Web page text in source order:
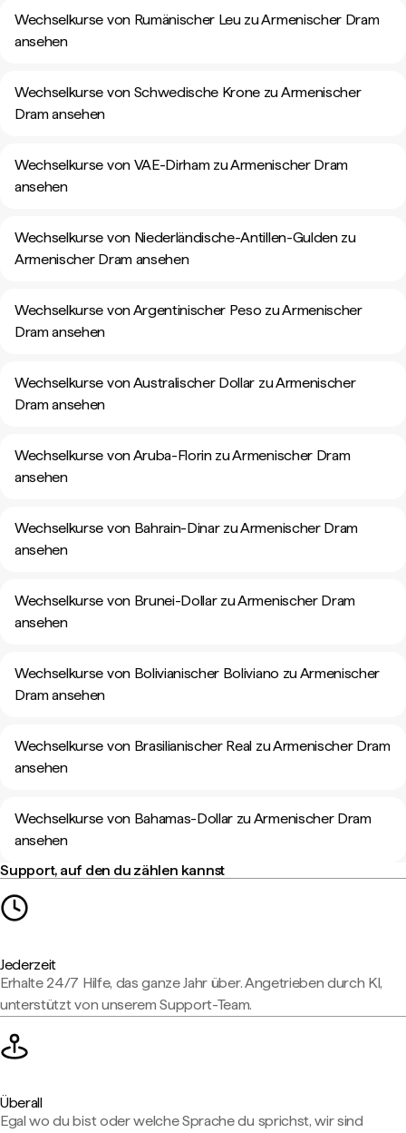
Wechselkurse von Rumänischer Leu zu Armenischer Dram
ansehen
Wechselkurse von Schwedische Krone zu Armenischer
Dram ansehen
Wechselkurse von VAE-Dirham zu Armenischer Dram
ansehen
Wechselkurse von Niederländische-Antillen-Gulden zu
Armenischer Dram ansehen
Wechselkurse von Argentinischer Peso zu Armenischer
Dram ansehen
Wechselkurse von Australischer Dollar zu Armenischer
Dram ansehen
Wechselkurse von Aruba-Florin zu Armenischer Dram
ansehen
Wechselkurse von Bahrain-Dinar zu Armenischer Dram
ansehen
Wechselkurse von Brunei-Dollar zu Armenischer Dram
ansehen
Wechselkurse von Bolivianischer Boliviano zu Armenischer
Dram ansehen
Wechselkurse von Brasilianischer Real zu Armenischer Dram
ansehen
Wechselkurse von Bahamas-Dollar zu Armenischer Dram
ansehen
Support, auf den du zählen kannst
Jederzeit
Erhalte 24/7 Hilfe, das ganze Jahr über. Angetrieben durch KI,
unterstützt von unserem Support-Team.
Überall
Egal wo du bist oder welche Sprache du sprichst, wir sind